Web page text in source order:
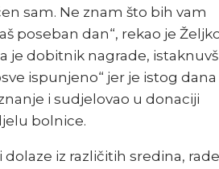
sam. Ne znam što bih vam
poseban dan“, rekao je
je dobitnik nagrade,
ispunjeno“ jer je istog dana
i sudjelovao u donaciji
bolnice.
iz različitih sredina, rade